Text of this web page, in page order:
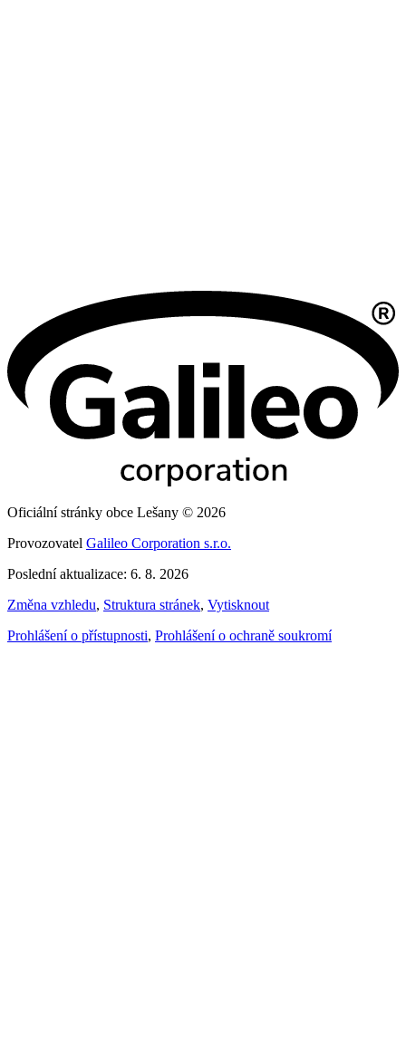
Oficiální stránky obce Lešany © 2026
Provozovatel Galileo Corporation s.r.o.
Poslední aktualizace: 6. 8. 2026
Změna vzhledu, Struktura stránek, Vytisknout
Prohlášení o přístupnosti, Prohlášení o ochraně soukromí